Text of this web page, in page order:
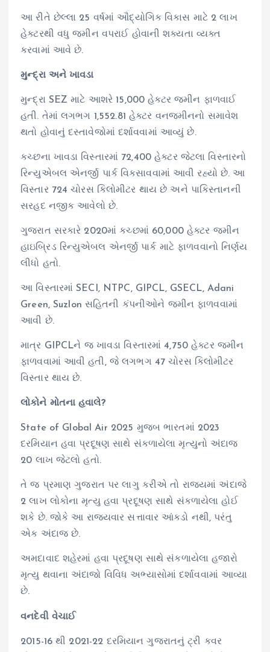
આ રીતે છેલ્લા 25 વર્ષમાં ઔદ્યોગિક વિકાસ માટે 2 લાખ
હેક્ટરથી વધુ જમીન વપરાઈ હોવાની શક્યતા વ્યક્ત
કરવામાં આવે છે.
મુન્દ્રા અને ખાવડા
મુન્દ્રા SEZ માટે આશરે 15,000 હેક્ટર જમીન ફાળવાઈ
હતી. તેમાં લગભગ 1,552.81 હેક્ટર વનજમીનનો સમાવેશ
થતો હોવાનું દસ્તાવેજોમાં દર્શાવવામાં આવ્યું છે.
કચ્છના ખાવડા વિસ્તારમાં 72,400 હેક્ટર જેટલા વિસ્તારનો
રિન્યુએબલ એનર્જી પાર્ક વિકસાવવામાં આવી રહ્યો છે. આ
વિસ્તાર 724 ચોરસ કિલોમીટર થાય છે અને પાકિસ્તાનની
સરહદ નજીક આવેલો છે.
ગુજરાત સરકારે 2020માં કચ્છમાં 60,000 હેક્ટર જમીન
હાઇબ્રિડ રિન્યુએબલ એનર્જી પાર્ક માટે ફાળવવાનો નિર્ણય
લીધો હતો.
આ વિસ્તારમાં SECI, NTPC, GIPCL, GSECL, Adani
Green, Suzlon સહિતની કંપનીઓને જમીન ફાળવવામાં
આવી છે.
માત્ર GIPCLને જ ખાવડા વિસ્તારમાં 4,750 હેક્ટર જમીન
ફાળવવામાં આવી હતી, જે લગભગ 47 ચોરસ કિલોમીટર
વિસ્તાર થાય છે.
લોકોને મોતના હવાલે?
State of Global Air 2025 મુજબ ભારતમાં 2023
દરમિયાન હવા પ્રદૂષણ સાથે સંકળાયેલા મૃત્યુનો અંદાજ
20 લાખ જેટલો હતો.
તે જ પ્રમાણ ગુજરાત પર લાગુ કરીએ તો રાજ્યમાં અંદાજે
2 લાખ લોકોના મૃત્યુ હવા પ્રદૂષણ સાથે સંકળાયેલા હોઈ
શકે છે. જોકે આ રાજ્યવાર સત્તાવાર આંકડો નથી, પરંતુ
એક અંદાજ છે.
અમદાવાદ શહેરમાં હવા પ્રદૂષણ સાથે સંકળાયેલા હજારો
મૃત્યુ થવાના અંદાજો વિવિધ અભ્યાસોમાં દર્શાવવામાં આવ્યા
છે.
વનદેવી વેચાઈ
2015-16 થી 2021-22 દરમિયાન ગુજરાતનું ટ્રી કવર